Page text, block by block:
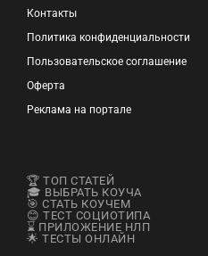
Контакты
Политика конфиденциальности
Пользовательское соглашение
Оферта
Реклама на портале
🏆 ТОП СТАТЕЙ
🎓 ВЫБРАТЬ КОУЧА
🎯 СТАТЬ КОУЧЕМ
😊 ТЕСТ СОЦИОТИПА
⌛ ПРИЛОЖЕНИЕ НЛП
🌟 ТЕСТЫ ОНЛАЙН